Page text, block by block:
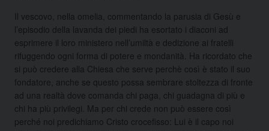
Il vescovo, nella omelia, commentando la parusia di Gesù e
l’episodio della lavanda dei piedi ha esortato i diaconi ad
esprimere il loro ministero nell’umiltà e dedizione ai fratelli
rifuggendo ogni forma di potere e mondanità. Ha ricordato che
si può credere alla Chiesa che serve perchè così è stato il suo
fondatore, anche se questo possa sembrare stoltezza di fronte
ad una realtà dove comanda chi paga, chi guadagna di più e
chi ha più privilegi. Ma per chi crede non può essere così
perché noi predichiamo Cristo crocefisso: Lui è il capo noi